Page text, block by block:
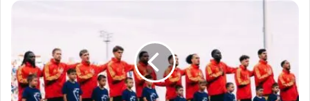
بلجيكا
بثنائية
نظيفة
وديًا